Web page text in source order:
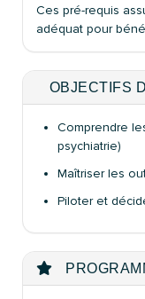
Ces pré-requis
adéquat pour
OBJECTIFS
Comprendre
psychiatrie)
Maîtriser les
Piloter et